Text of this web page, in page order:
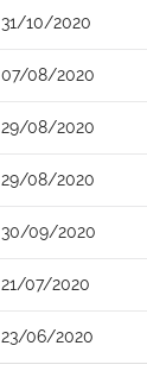
31/10/2020
07/08/2020
29/08/2020
29/08/2020
30/09/2020
21/07/2020
23/06/2020